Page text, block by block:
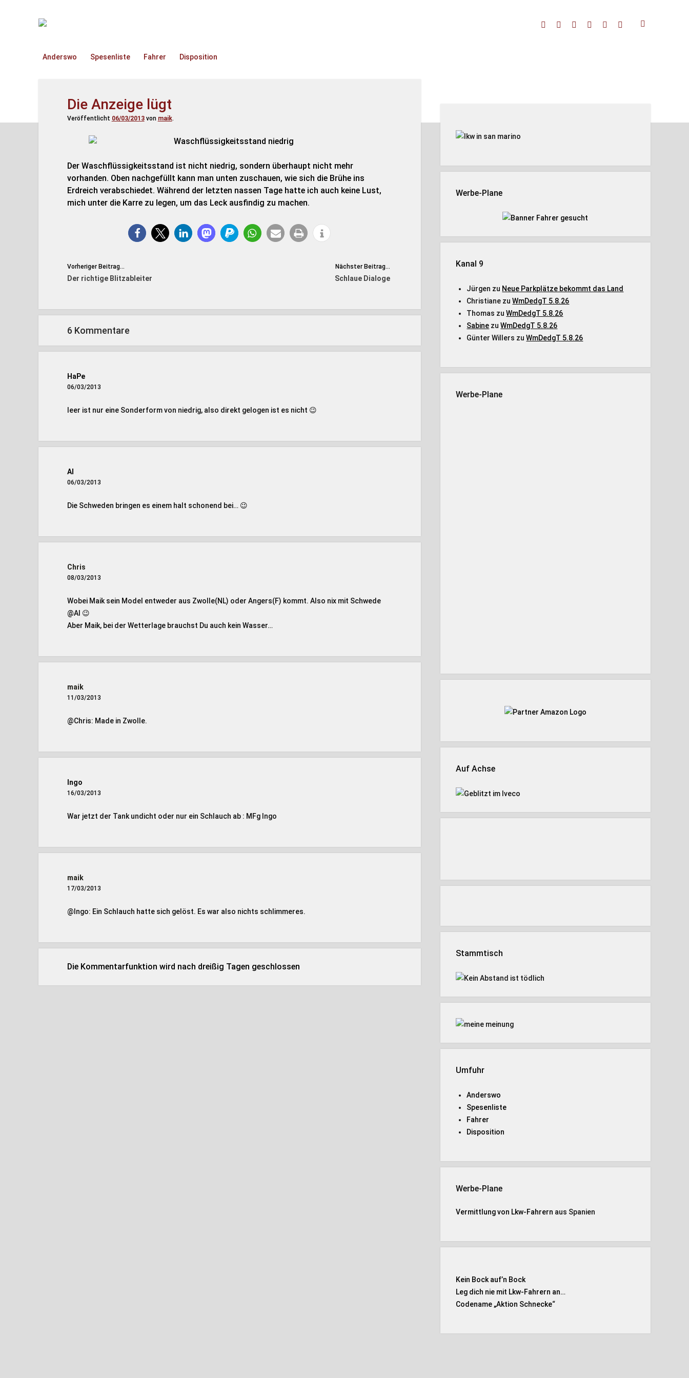
TruckOnline.de facebookthreadslinkedinyoutube
rss amazon
Anderswo Spesenliste Fahrer Disposition
Die Anzeige lügt
Veröffentlicht 06/03/2013von maik.
Der Waschflüssigkeitsstand ist nicht niedrig, sondern überhaupt nicht mehr
vorhanden. Oben nachgefüllt kann man unten zuschauen, wie sich die Brühe ins
Erdreich verabschiedet. Während der letzten nassen Tage hatte ich auch keine Lust,
mich unter die Karre zu legen, um das Leck ausfindig zu machen.
Vorheriger Beitrag...
Der richtige Blitzableiter
Nächster Beitrag...
Schlaue Dialoge
6 Kommentare
HaPe
06/03/2013
leer ist nur eine Sonderform von niedrig, also direkt gelogen ist es nicht 😉
Al
06/03/2013
Die Schweden bringen es einem halt schonend bei… 😉
Chris
08/03/2013
Wobei Maik sein Model entweder aus Zwolle(NL) oder Angers(F) kommt. Also nix mit Schwede
@Al 😉
Aber Maik, bei der Wetterlage brauchst Du auch kein Wasser…
maik
11/03/2013
@Chris: Made in Zwolle.
Ingo
16/03/2013
War jetzt der Tank undicht oder nur ein Schlauch ab : MFg Ingo
maik
17/03/2013
@Ingo: Ein Schlauch hatte sich gelöst. Es war also nichts schlimmeres.
Die Kommentarfunktion wird nach dreißig Tagen geschlossen
Werbe-Plane
Kanal 9
Jürgen zu Neue Parkplätze bekommt das Land
Christiane zuWmDedgT 5.8.26
Thomas zuWmDedgT 5.8.26
Sabine zuWmDedgT 5.8.26
Günter Willers zuWmDedgT 5.8.26
Werbe-Plane
Auf Achse
Stammtisch
Umfuhr
Anderswo
Spesenliste
Fahrer
Disposition
Werbe-Plane
Vermittlung von Lkw-Fahrern aus Spanien
Kein Bock auf’n Bock
Leg dich nie mit Lkw-Fahrern an…
Codename „Aktion Schnecke“